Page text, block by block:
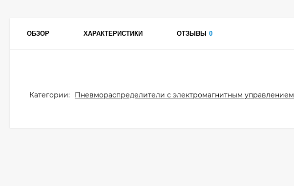
ОБЗОР ХАРАКТЕРИСТИКИ ОТЗЫВЫ 0
Категории: Пневмораспределители с электромагнитным управлением